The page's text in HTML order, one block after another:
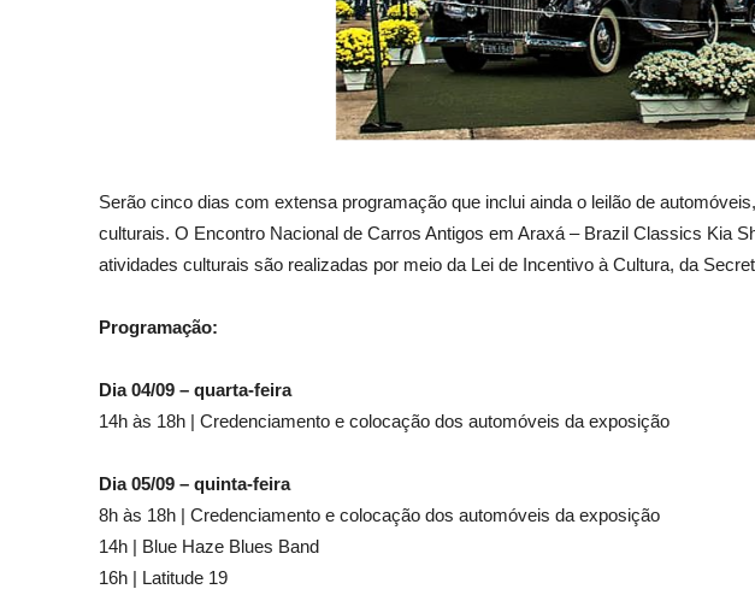
Serão cinco dias com extensa programação que inclui ainda o leilão de
culturais. O Encontro Nacional de Carros Antigos em Araxá – Brazil Classics Kia
atividades culturais são realizadas por meio da Lei de Incentivo à Cultura, da
Programação:
Dia 04/09 – quarta-feira
14h às 18h | Credenciamento e colocação dos automóveis da exposição
Dia 05/09 – quinta-feira
8h às 18h | Credenciamento e colocação dos automóveis da exposição
14h | Blue Haze Blues Band
16h | Latitude 19